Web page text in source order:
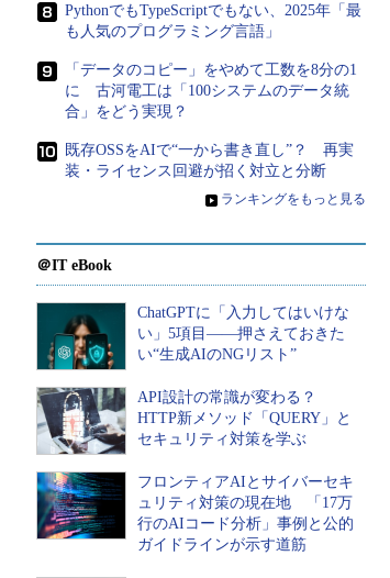
PythonでもTypeScriptでもない、2025年「最
も人気のプログラミング言語」
「データのコピー」をやめて工数を8分の1
に 古河電工は「100システムのデータ統
合」をどう実現？
既存OSSをAIで“一から書き直し”？ 再実
装・ライセンス回避が招く対立と分断
» ランキングをもっと見る
＠IT eBook
ChatGPTに「入力してはいけな
い」5項目――押さえておきた
い“生成AIのNGリスト”
API設計の常識が変わる？
HTTP新メソッド「QUERY」と
セキュリティ対策を学ぶ
フロンティアAIとサイバーセキ
ュリティ対策の現在地 「17万
行のAIコード分析」事例と公的
ガイドラインが示す道筋